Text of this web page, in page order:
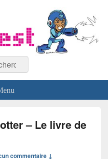
:
– Le livre de
commentaire ↓